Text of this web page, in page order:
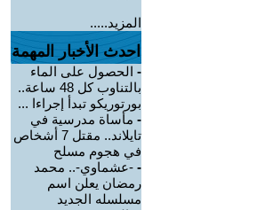
المزيد.....
احدث الأخبار المهمة
- الحصول على الماء
بالتناوب كل 48 ساعة..
بورتوريكو تبدأ إجراءا ...
- مأساة مدرسية في
تايلاند.. مقتل 7 أشخاص
في هجوم مسلح
- -عشماوي-.. محمد
رمضان يعلن اسم
مسلسله الجديد